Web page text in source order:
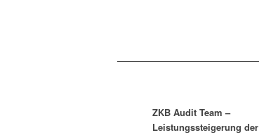
ZKB Audit Team –
Leistungssteigerung